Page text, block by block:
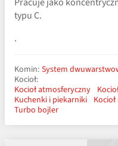
typu C.
.
Komin: System
Kocioł:
Kocioł atmosferyczny
Kuchenki i piekarniki
Turbo bojler